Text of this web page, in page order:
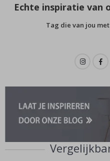
Echte inspiratie van
Tag die van jou